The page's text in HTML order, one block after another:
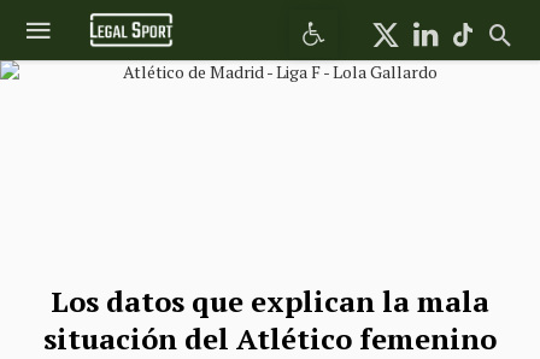
Abrir barra de herramientas
Los datos que explican la mala
situación del Atlético femenino